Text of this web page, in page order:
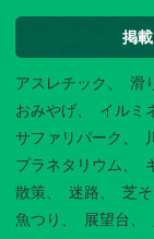
掲
アスレチック 滑
おみやげ
イルミ
サファリパーク
プラネタリウム
散策
迷路 芝そ
魚つり
展望台